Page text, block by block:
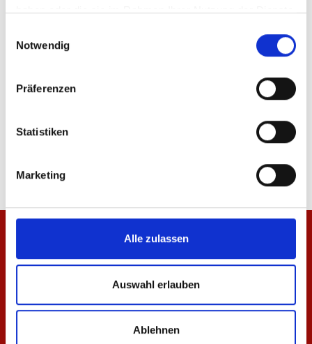
haben oder die sie im Rahmen Ihrer Nutzung der Dienste
Notwendig
Präferenzen
Statistiken
Marketing
Alle zulassen
Auswahl erlauben
Ablehnen
Zip Jacke 1905 Herren